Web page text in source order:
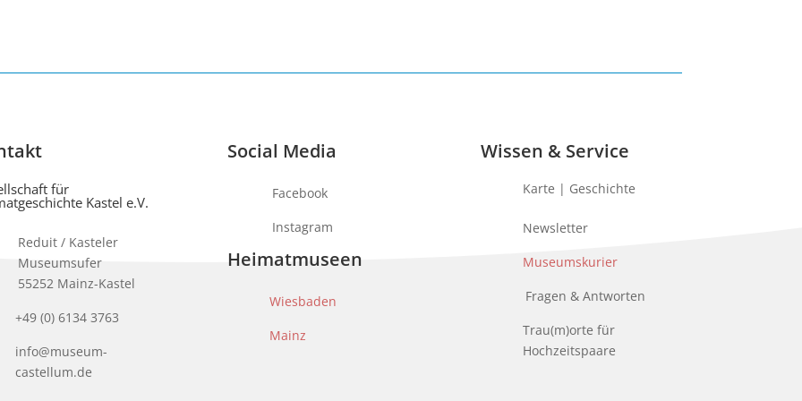
für
Kastel e.V.
Reduit / Kasteler
Museumsufer
55252 Mainz-Kastel
+49 (0) 6134 3763
info@museum-
castellum.de
Social Media
Facebook
Instagram
Heimatmuseen
Wiesbaden
Mainz
Wissen & Service
Karte | Geschichte
Newsletter
Museumskurier
Fragen & Antworten
Trau(m)orte für
Hochzeitspaare